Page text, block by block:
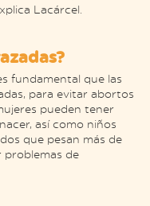
Lacárcel.
fundamental que las
para evitar abortos
pueden tener
así como niños
que pesan más de
problemas de